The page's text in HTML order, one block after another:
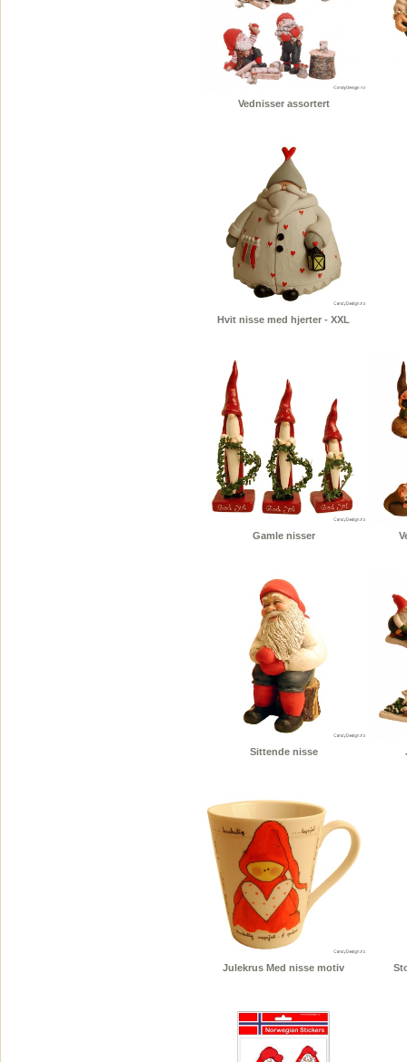
Vednisser assortert
Hvit nisse med hjerter - XXL
Gamle nisser
Sittende nisse
Julekrus Med nisse motiv